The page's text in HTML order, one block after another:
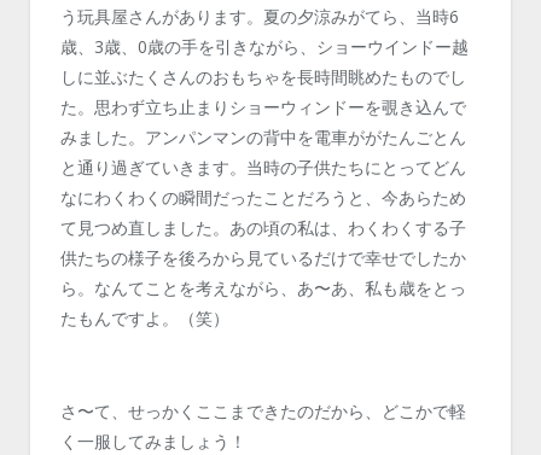
う玩具屋さんがあります。夏の夕涼みがてら、当時6
歳、3歳、0歳の手を引きながら、ショーウインドー越
しに並ぶたくさんのおもちゃを長時間眺めたものでし
た。思わず立ち止まりショーウィンドーを覗き込んで
みました。アンパンマンの背中を電車ががたんごとん
と通り過ぎていきます。当時の子供たちにとってどん
なにわくわくの瞬間だったことだろうと、今あらため
て見つめ直しました。あの頃の私は、わくわくする子
供たちの様子を後ろから見ているだけで幸せでしたか
ら。なんてことを考えながら、あ〜あ、私も歳をとっ
たもんですよ。（笑）
さ〜て、せっかくここまできたのだから、どこかで軽
く一服してみましょう！